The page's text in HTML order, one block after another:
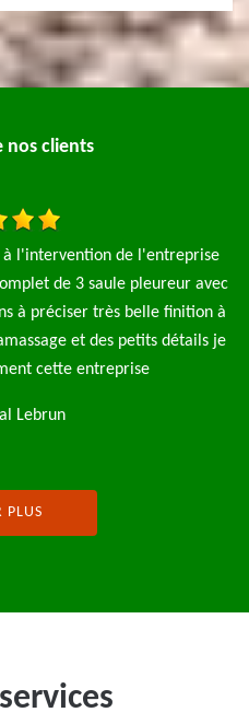
nos clients
élagage pro pour l'élagage de 4
clôture de 90 m le travail a été
pas à refaire appel à cette
je recommence
PLUS